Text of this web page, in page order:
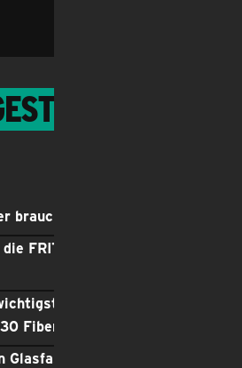
brauche ich für Glasfaser?
FRITZ!Box 5530 Fiber
Funktionen der
Fiber?
Glasfaser-Router?